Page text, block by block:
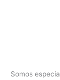
Somos